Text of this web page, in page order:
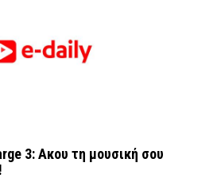
3: Ακου τη μουσική σου